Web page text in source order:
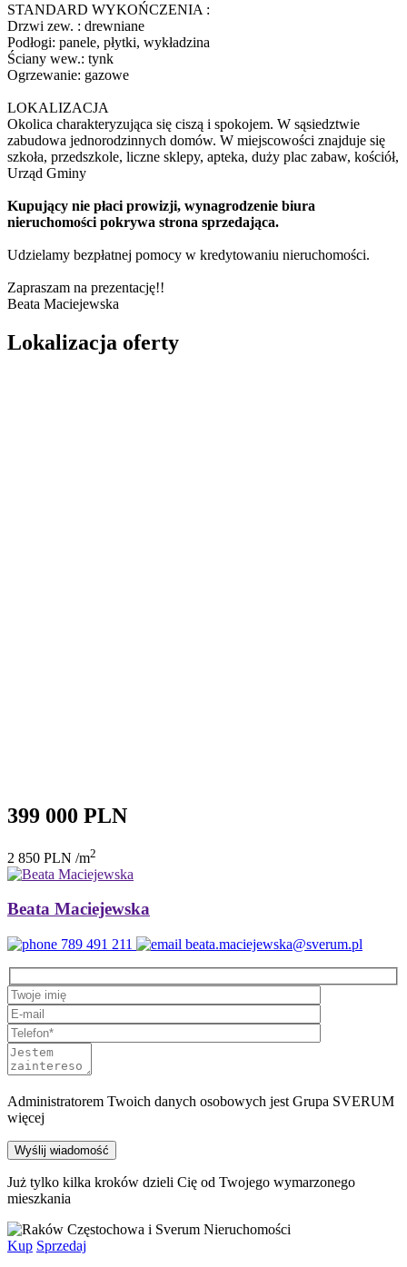
STANDARD WYKOŃCZENIA :
Drzwi zew. : drewniane
Podłogi: panele, płytki, wykładzina
Ściany wew.: tynk
Ogrzewanie: gazowe
LOKALIZACJA
Okolica charakteryzująca się ciszą i spokojem. W sąsiedztwie
zabudowa jednorodzinnych domów. W miejscowości znajduje się
szkoła, przedszkole, liczne sklepy, apteka, duży plac zabaw, kościół,
Urząd Gminy
Kupujący nie płaci prowizji, wynagrodzenie biura
nieruchomości pokrywa strona sprzedająca.
Udzielamy bezpłatnej pomocy w kredytowaniu nieruchomości.
Zapraszam na prezentację!!
Beata Maciejewska
Lokalizacja oferty
399 000 PLN
2 850 PLN /m2
Beata Maciejewska
789 491 211 beata.maciejewska@sverum.pl
Administratorem Twoich danych osobowych jest Grupa SVERUM
więcej
Już tylko kilka kroków dzieli Cię od Twojego wymarzonego
mieszkania
Kup Sprzedaj